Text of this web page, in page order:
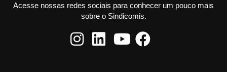
Acesse nossas redes sociais para conhecer um pouco mais
sobre o Sindicomis.